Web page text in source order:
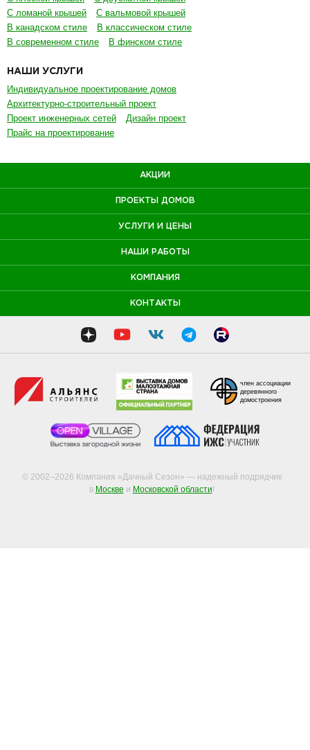
С ломаной крышей
С вальмовой крышей
В канадском стиле
В классическом стиле
В современном стиле
В финском стиле
НАШИ УСЛУГИ
Индивидуальное проектирование домов
Архитектурно-строительный проект
Проект инженерных сетей
Дизайн проект
Прайс на проектирование
АКЦИИ
ПРОЕКТЫ ДОМОВ
УСЛУГИ И ЦЕНЫ
НАШИ РАБОТЫ
КОМПАНИЯ
КОНТАКТЫ
© 2002–2026 Компания «Дачный Сезон» — надежный подрядчик
в Москве и Московской области!
член ассоциации
деревянного
домостроения